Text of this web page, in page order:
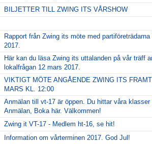
BILJETTER TILL ZWING ITS VÅRSHOW
Rapport från Zwing its möte med partiföreträdarna
2017.
Här kan du läsa Zwing its uttalanden på vår träff
lokalfrågan 12 mars 2017.
VIKTIGT MÖTE ANGÅENDE ZWING ITS
MARS KL. 12:00
Anmälan till vt-17 är öppen. Du hittar våra klasser
Anmälan, Boka här. Välkommen!
Zwing it VT-17 - Medlem ht-16, se hit!
Information om vårterminen 2017. God Jul!